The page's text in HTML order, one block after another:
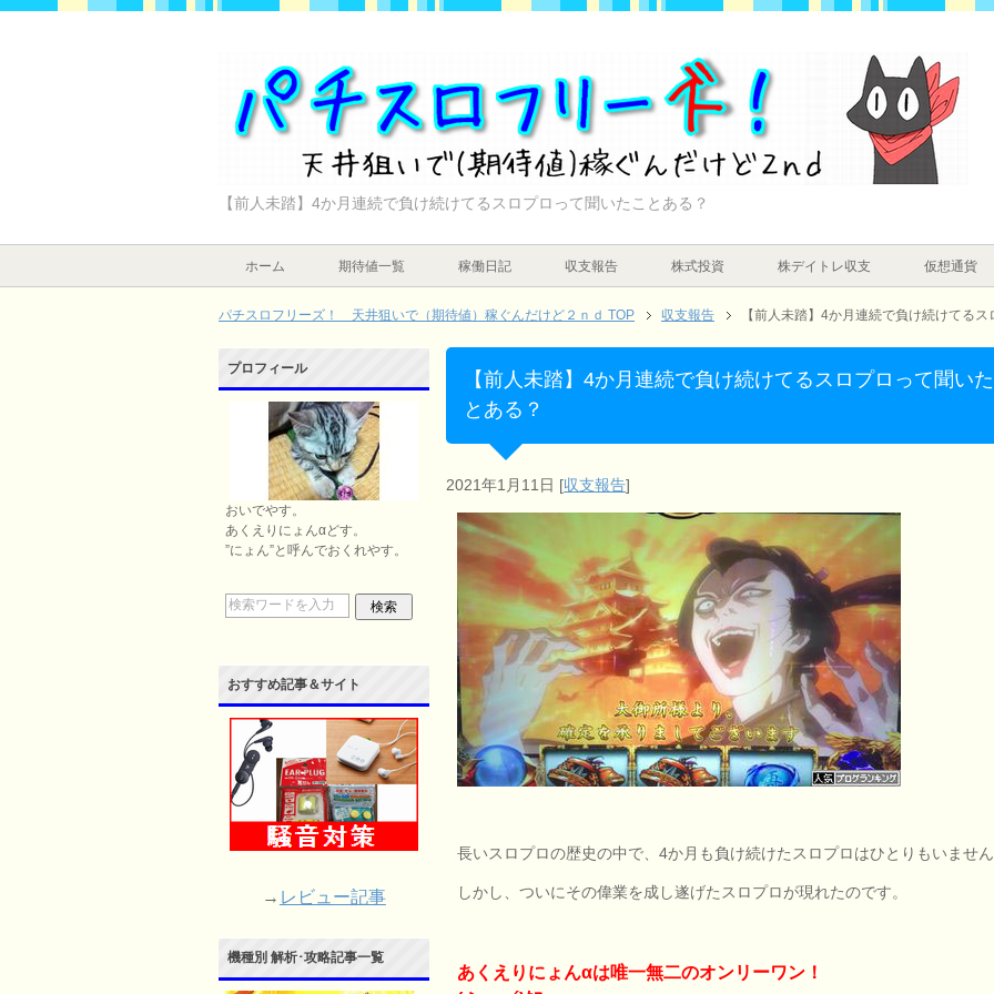
【前人未踏】4か月連続で負け続けてるスロプロって聞いたことある？
ホーム 期待値一覧 稼働日記 収支報告 株式投資 株デイトレ収支 仮想通貨
パチスロフリーズ！ 天井狙いで（期待値）稼ぐんだけど２ｎｄ TOP 収支報告 【前人未踏】4か月連続で負け続けてる
【前人未踏】4か月連続で負け続けてるスロプロって聞い
とある？
2021年1月11日 [収支報告]
長いスロプロの歴史の中で、4か月も負け続けたスロプロはひとりもいませ
しかし、ついにその偉業を成し遂げたスロプロが現れたのです。
あくえりにょんαは唯一無二のオンリーワン！
プロフィール
おいでやす。
あくえりにょんαどす。
”にょん”と呼んでおくれやす。
おすすめ記事＆サイト
→ レビュー記事
機種別 解析･攻略記事一覧